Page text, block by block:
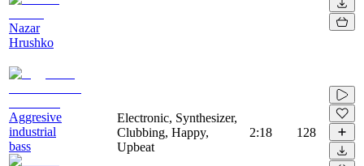
Nazar
Hrushko
Aggresive
industrial
bass
Electronic, Synthesizer,
Clubbing, Happy,
Upbeat
2:18 128